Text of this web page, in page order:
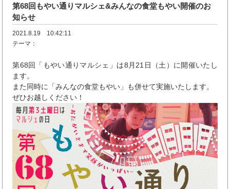
第68回もやい通りマルシェ&みんなの食堂もやい開催のお
知らせ
2021.8.19 10:42:11
テーマ：
第68回「もやい通りマルシェ」は8月21日（土）に開催いたし
ます。
また同時に「みんなの食堂もやい」も併せて実施いたします。
ぜひお越しください！